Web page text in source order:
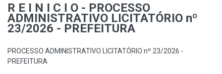
R E I N I C I O - PROCESSO
ADMINISTRATIVO LICITATÓRIO nº
23/2026 - PREFEITURA
PROCESSO ADMINISTRATIVO LICITATÓRIO nº 23/2026 -
PREFEITURA